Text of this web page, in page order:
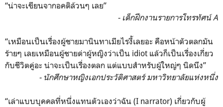
“น่าจะเขียนจากอคติล้วนๆ เลย”
- เด็กฝึกงานรายการโทรทัศน์ A
“เหมือนเป็นเรื่องผู้ชายมานินทาเมียไรงี้เลยอะ คือหน้าตัวตลกมัน
ร้ายๆ เลยเหมือนผู้ชายด่าผู้หญิงว่าเป็น idiot แล้วก็เป็นเรื่องเกี่ยว
กับชีวิตคู่อะ น่าจะเป็นเรื่องตลก แต่แบบสำหรับผู้ใหญ่ๆ นิดนึง”
- นักศึกษาหญิงเอกประวัติศาสตร์ มหาวิทยาลัยแห่งหนึ่ง
“เล่าแบบบุคคลที่หนึ่งแทนตัวเองว่าฉัน (I narrator) เกี่ยวกับผู้